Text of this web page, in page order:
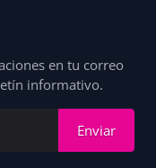
en tu correo
informativo.
Enviar